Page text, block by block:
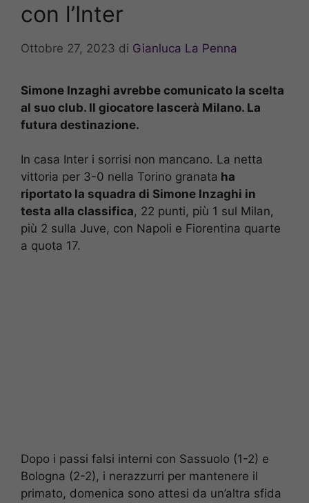
con l’Inter
Ottobre 27, 2023 di Gianluca La Penna
Simone Inzaghi avrebbe comunicato la scelta
al suo club. Il giocatore lascerà Milano. La
futura destinazione.
In casa Inter i sorrisi non mancano. La netta
vittoria per 3-0 nella Torino granata ha
riportato la squadra di Simone Inzaghi in
testa alla classifica, 22 punti, più 1 sul Milan,
più 2 sulla Juve, con Napoli e Fiorentina quarte
a quota 17.
Dopo i passi falsi interni con Sassuolo (1-2) e
Bologna (2-2), i nerazzurri per mantenere il
primato, domenica sono attesi da un’altra sfida